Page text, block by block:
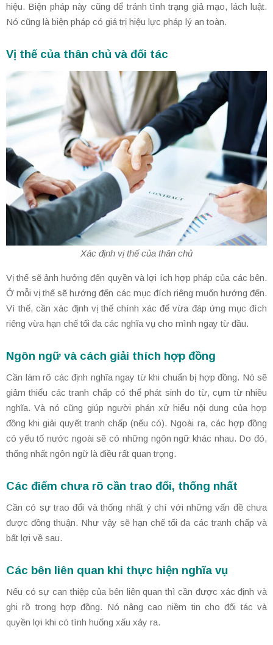
hiệu. Biện pháp này cũng để tránh tình trạng giả mạo, lách luật.
Nó cũng là biện pháp có giá trị hiệu lực pháp lý an toàn.
Vị thế của thân chủ và đối tác
Xác định vị thế của thân chủ
Vị thế sẽ ảnh hưởng đến quyền và lợi ích hợp pháp của các bên.
Ở mỗi vị thế sẽ hướng đến các mục đích riêng muốn hướng đến.
Vì thế, cần xác định vị thế chính xác để vừa đáp ứng mục đích
riêng vừa hạn chế tối đa các nghĩa vụ cho mình ngay từ đầu.
Ngôn ngữ và cách giải thích hợp đồng
Cần làm rõ các định nghĩa ngay từ khi chuẩn bị hợp đồng. Nó sẽ
giảm thiểu các tranh chấp có thể phát sinh do từ, cụm từ nhiều
nghĩa. Và nó cũng giúp người phán xử hiểu nội dung của hợp
đồng khi giải quyết tranh chấp (nếu có). Ngoài ra, các hợp đồng
có yếu tố nước ngoài sẽ có những ngôn ngữ khác nhau. Do đó,
thống nhất ngôn ngữ là điều rất quan trọng.
Các điểm chưa rõ cần trao đổi, thống nhất
Cần có sự trao đổi và thống nhất ý chí với những vấn đề chưa
được đồng thuận. Như vậy sẽ hạn chế tối đa các tranh chấp và
bất lợi về sau.
Các bên liên quan khi thực hiện nghĩa vụ
Nếu có sự can thiệp của bên liên quan thì cần được xác định và
ghi rõ trong hợp đồng. Nó nâng cao niềm tin cho đối tác và
quyền lợi khi có tình huống xấu xảy ra.